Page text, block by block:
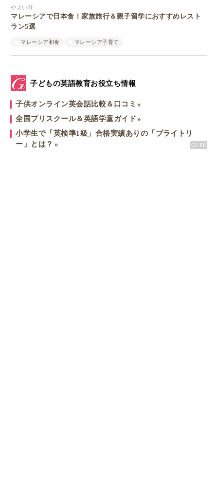
やよい軒
マレーシアで日本食！家族旅行＆親子留学におすすめレスト
ラン5選
マレーシア和食 マレーシア子育て
子どもの英語教育お役立ち情報
子供オンライン英会話比較＆口コミ
全国プリスクール＆英語学童ガイド
小学生で「英検準1級」合格実績ありの「ブライトリ
ー」とは？